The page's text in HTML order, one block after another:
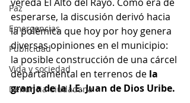
Paz
Emergencias
Publicidad
Vida y sociedad
Denuncia Ciudadana
esperarse, la discusión derivó hacia
la polémica que hoy por hoy genera
diversas opiniones en el municipio:
la posible construcción de una cárcel
departamental en terrenos de la
granja de la I.E. Juan de Dios Uribe.